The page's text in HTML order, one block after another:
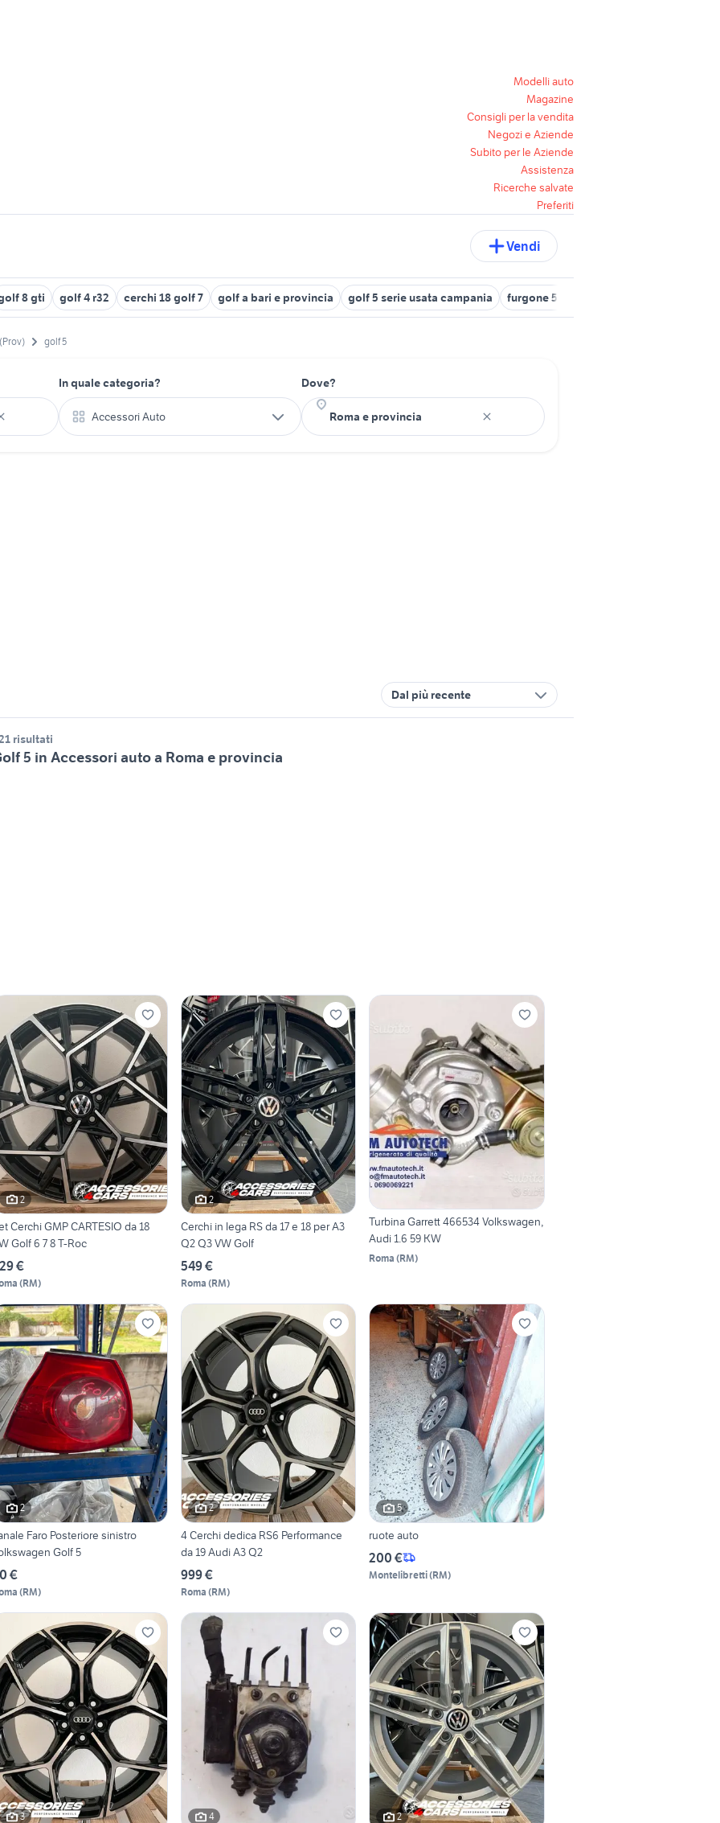
Modelli auto
Magazine
Consigli per la vendita
Negozi e Aziende
Subito per le Aziende
Assistenza
Ricerche salvate
Preferiti
Vendi
8 gti golf 4 r32 cerchi 18 golf 7 golf a bari e provincia golf 5 serie usata campania furgone 5 posti
golf 5
In quale categoria?
Accessori Auto
Dove?
Dal più recente
risultati
5 in Accessori auto a Roma e provincia
2
Cerchi GMP CARTESIO da 18
Golf 6 7 8 T-Roc
€
(RM)
2
Cerchi in lega RS da 17 e 18 per A3
Q2 Q3 VW Golf
549 €
Roma (RM)
Turbina Garrett 466534 Volkswagen,
Audi 1.6 59 KW
Roma (RM)
2
Faro Posteriore sinistro
Golf 5
€
(RM)
2
4 Cerchi dedica RS6 Performance
da 19 Audi A3 Q2
999 €
Roma (RM)
5
ruote auto
200 €
Montelibretti(RM)
3 4 2